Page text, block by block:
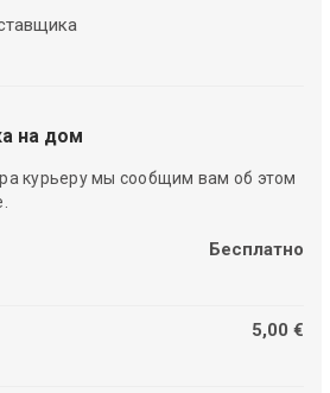
на дом
курьеру мы сообщим вам об этом
Бесплатно
5,00 €